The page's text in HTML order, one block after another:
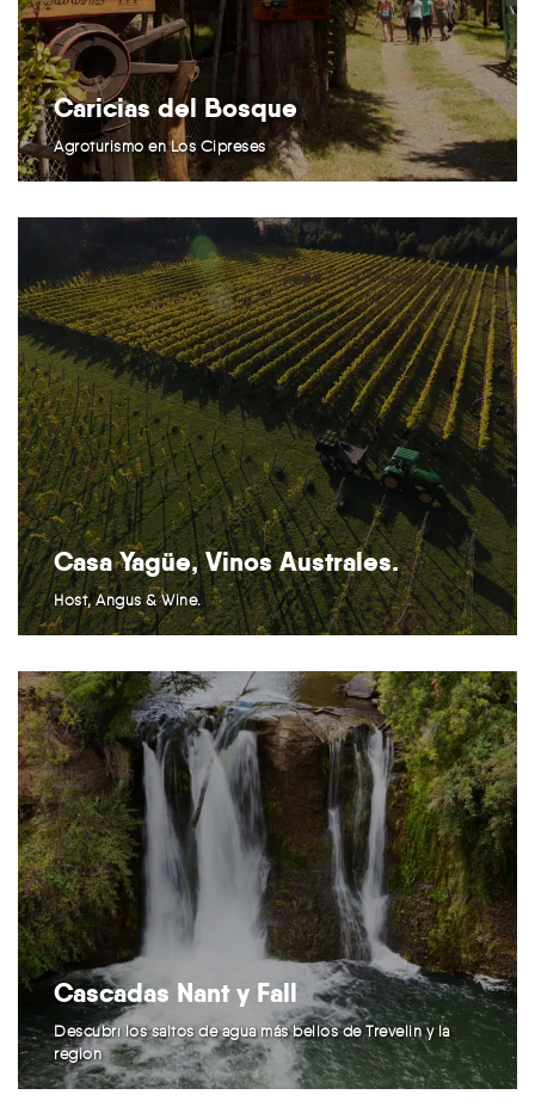
Caricias del Bosque
Agroturismo en Los Cipreses
Casa Yagüe, Vinos Australes.
Host, Angus & Wine.
Cascadas Nant y Fall
Descubrí los saltos de agua más bellos de Trevelin y la
región